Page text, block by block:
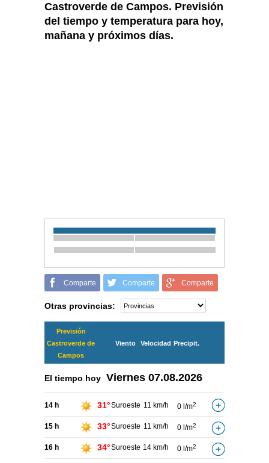
Castroverde de Campos. Previsión
del tiempo y temperatura para hoy,
mañana y próximos días.
Comparte Comparte Comparte
Otras provincias:
Previsión
Castroverde de
Campos
Viento Velocidad Precipit.
El tiempo hoy Viernes 07.08.2026
14 h 31°Suroeste 11 km/h 0 l/m2
15 h 33°Suroeste 11 km/h 0 l/m2
16 h 34°Suroeste 14 km/h 0 l/m2